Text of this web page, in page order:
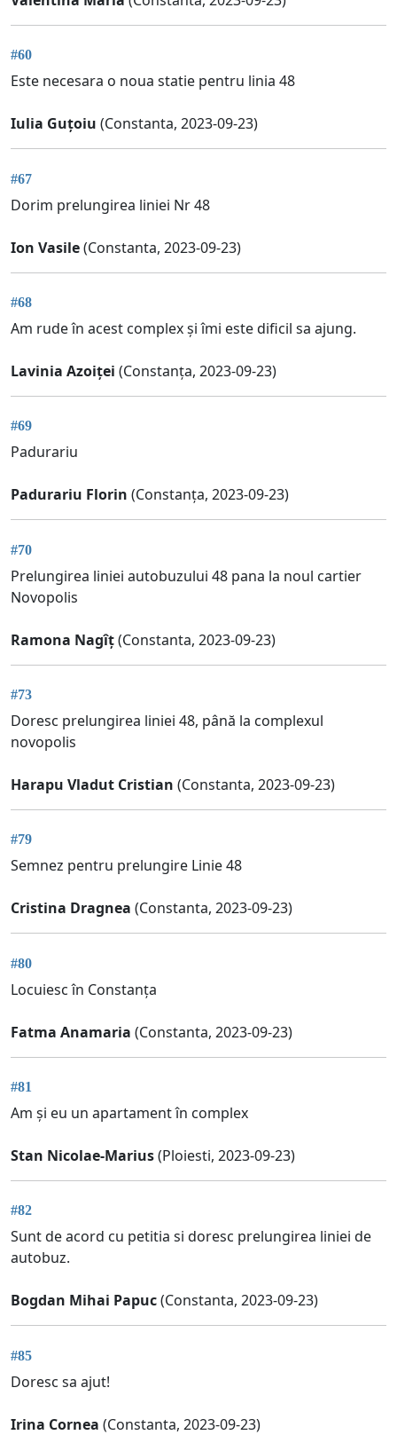
#60
Este necesara o noua statie pentru linia 48
Iulia Guțoiu (Constanta, 2023-09-23)
#67
Dorim prelungirea liniei Nr 48
Ion Vasile(Constanta, 2023-09-23)
#68
Am rude în acest complex și îmi este dificil sa ajung.
Lavinia Azoiței (Constanța, 2023-09-23)
#69
Padurariu
Padurariu Florin (Constanța, 2023-09-23)
#70
Prelungirea liniei autobuzului 48 pana la noul cartier
Novopolis
Ramona Nagîț(Constanta, 2023-09-23)
#73
Doresc prelungirea liniei 48, până la complexul
novopolis
Harapu Vladut Cristian (Constanta, 2023-09-23)
#79
Semnez pentru prelungire Linie 48
Cristina Dragnea (Constanta, 2023-09-23)
#80
Locuiesc în Constanța
Fatma Anamaria (Constanta, 2023-09-23)
#81
Am și eu un apartament în complex
Stan Nicolae-Marius(Ploiesti, 2023-09-23)
#82
Sunt de acord cu petitia si doresc prelungirea liniei de
autobuz.
Bogdan Mihai Papuc(Constanta, 2023-09-23)
#85
Doresc sa ajut!
Irina Cornea (Constanta, 2023-09-23)